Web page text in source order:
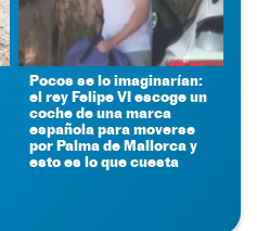
Pocos se lo imaginarían:
el rey Felipe VI escoge un
coche de una marca
española para moverse
por Palma de Mallorca y
esto es lo que cuesta